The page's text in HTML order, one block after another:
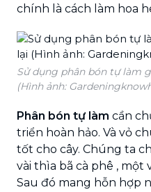
chính là cách làm hoa
Sử dụng phân bón tự làm
(Hình ảnh:
Phân bón tự làm cần
triển hoàn hảo. Và vỏ
tốt cho cây. Chúng ta
vài thìa bã cà phê ,
Sau đó mang hỗn hợp